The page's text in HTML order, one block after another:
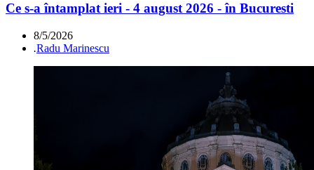
Ce s-a întamplat ieri - 4 august 2026 - în Bucuresti
8/5/2026
.Radu Marinescu